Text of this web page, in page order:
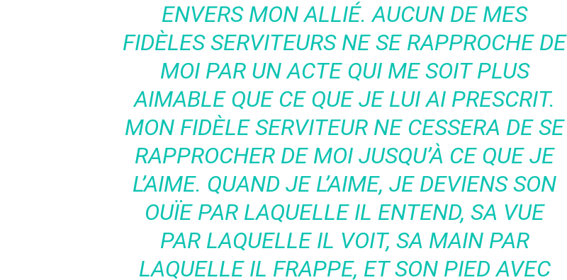
ENVERS MON ALLIÉ. AUCUN DE MES
FIDÈLES SERVITEURS NE SE RAPPROCHE DE
MOI PAR UN ACTE QUI ME SOIT PLUS
AIMABLE QUE CE QUE JE LUI AI PRESCRIT.
MON FIDÈLE SERVITEUR NE CESSERA DE SE
RAPPROCHER DE MOI JUSQU’À CE QUE JE
L’AIME. QUAND JE L’AIME, JE DEVIENS SON
OUÏE PAR LAQUELLE IL ENTEND, SA VUE
PAR LAQUELLE IL VOIT, SA MAIN PAR
LAQUELLE IL FRAPPE, ET SON PIED AVEC